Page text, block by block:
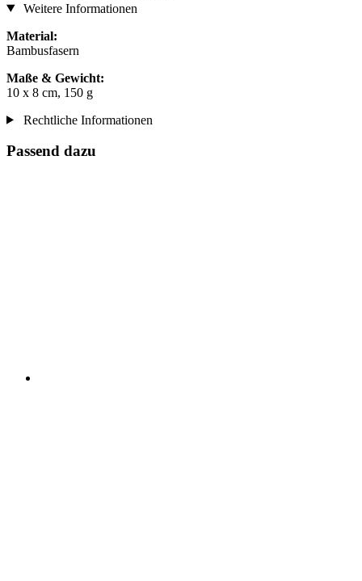
Weitere Informationen
Material:
Bambusfasern
Maße & Gewicht:
10 x 8 cm, 150 g
Rechtliche Informationen
Passend dazu